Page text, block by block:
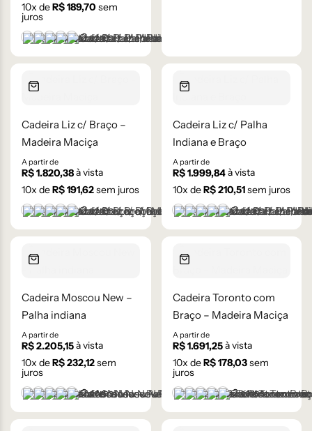
10x deR$189,70 sem
juros
Castanho
Castanho Médio
Laca Branco
Laca Cinza
Laca Preta
+2 cores
Cadeira Liz c/ Braço –
Madeira Maciça
A partir de
R$1.820,38à vista
10x deR$191,62sem juros
Castanho
Castanho Médio
Laca Branco
Laca Cinza
Laca Preta
+2 cores
Cadeira Liz c/ Palha
Indiana e Braço
A partir de
R$1.999,84à vista
10x deR$210,51sem juros
Castanho
Castanho Médio
Laca Branco
Laca Cinza
Laca Preta
+2 cores
Cadeira Moscou New –
Palha indiana
A partir de
R$2.205,15à vista
10x deR$232,12sem
juros
Castanho
Castanho Médio
Laca Branco
Laca Cinza
Laca Preta
+2 cores
Cadeira Toronto com
Braço – Madeira Maciça
A partir de
R$1.691,25à vista
10x deR$178,03sem
juros
Castanho
Castanho Médio
Laca Branco
Laca Cinza
Laca Preta
+2 cores